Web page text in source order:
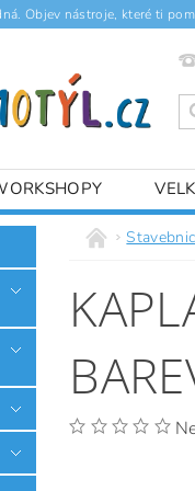
Objev nástroje, které ti